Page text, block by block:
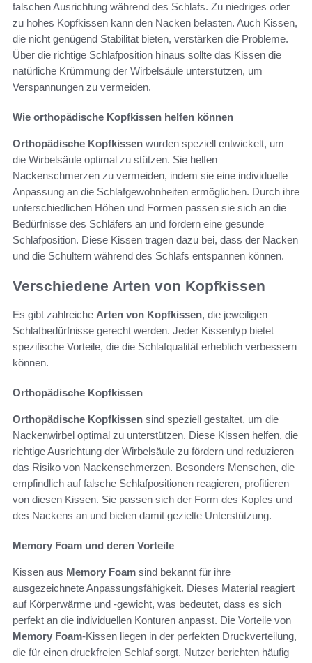
falschen Ausrichtung während des Schlafs. Zu niedriges oder
zu hohes Kopfkissen kann den Nacken belasten. Auch Kissen,
die nicht genügend Stabilität bieten, verstärken die Probleme.
Über die richtige Schlafposition hinaus sollte das Kissen die
natürliche Krümmung der Wirbelsäule unterstützen, um
Verspannungen zu vermeiden.
Wie orthopädische Kopfkissen helfen können
Orthopädische Kopfkissen wurden speziell entwickelt, um
die Wirbelsäule optimal zu stützen. Sie helfen
Nackenschmerzen zu vermeiden, indem sie eine individuelle
Anpassung an die Schlafgewohnheiten ermöglichen. Durch ihre
unterschiedlichen Höhen und Formen passen sie sich an die
Bedürfnisse des Schläfers an und fördern eine gesunde
Schlafposition. Diese Kissen tragen dazu bei, dass der Nacken
und die Schultern während des Schlafs entspannen können.
Verschiedene Arten von Kopfkissen
Es gibt zahlreiche Arten von Kopfkissen, die jeweiligen
Schlafbedürfnisse gerecht werden. Jeder Kissentyp bietet
spezifische Vorteile, die die Schlafqualität erheblich verbessern
können.
Orthopädische Kopfkissen
Orthopädische Kopfkissen sind speziell gestaltet, um die
Nackenwirbel optimal zu unterstützen. Diese Kissen helfen, die
richtige Ausrichtung der Wirbelsäule zu fördern und reduzieren
das Risiko von Nackenschmerzen. Besonders Menschen, die
empfindlich auf falsche Schlafpositionen reagieren, profitieren
von diesen Kissen. Sie passen sich der Form des Kopfes und
des Nackens an und bieten damit gezielte Unterstützung.
Memory Foam und deren Vorteile
Kissen aus Memory Foam sind bekannt für ihre
ausgezeichnete Anpassungsfähigkeit. Dieses Material reagiert
auf Körperwärme und -gewicht, was bedeutet, dass es sich
perfekt an die individuellen Konturen anpasst. Die Vorteile von
Memory Foam-Kissen liegen in der perfekten Druckverteilung,
die für einen druckfreien Schlaf sorgt. Nutzer berichten häufig